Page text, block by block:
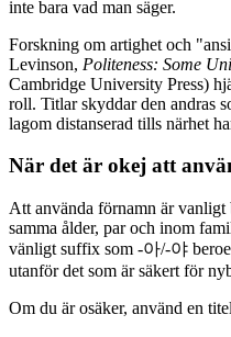
inte bara vad man säger.
Forskning om artighet och
Levinson, Politeness: Some
Cambridge University Press)
roll. Titlar skyddar den andras
lagom distanserad tills närhet
När det är okej att
Att använda förnamn är vanligt
samma ålder, par och inom
vänligt suffix som -아/-야
utanför det som är säkert för
Om du är osäker, använd en